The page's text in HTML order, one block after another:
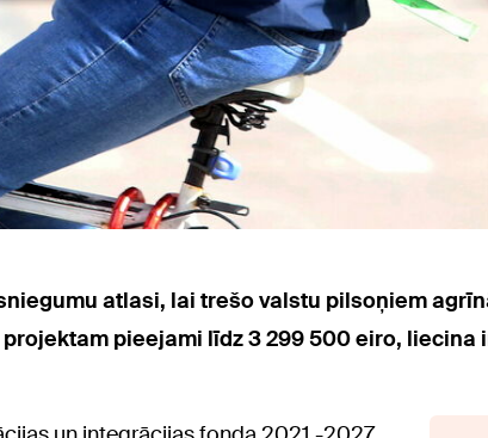
atlasi, lai trešo valstu pilsoņiem
pieejami līdz 3 299 500 eiro,